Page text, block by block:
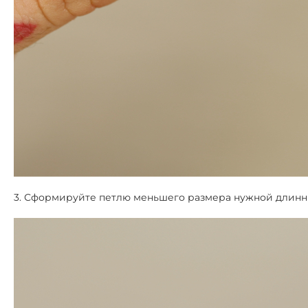
3. Сформируйте петлю меньшего размера нужной